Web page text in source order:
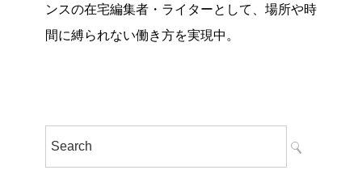
ンスの在宅編集者・ライターとして、場所や時
間に縛られない働き方を実現中。